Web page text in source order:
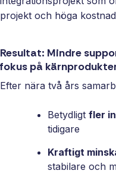
projekt och höga
Resultat: Mindre
fokus på
Efter nära två års
Betydligt fler
tidigare
Kraftigt
stabilare och